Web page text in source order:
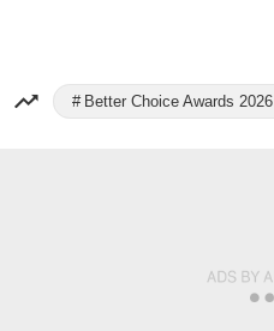
Better Choice Awards 2026